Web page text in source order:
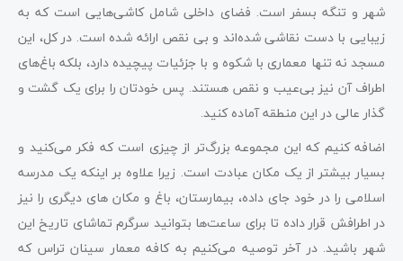
شهر و تنگه بسفر است. فضای داخلی شامل کاشی‌هایی است که به
زیبایی با دست نقاشی شده‌اند و بی‌ نقص ارائه شده است. در کل، این
مسجد نه تنها معماری با شکوه و با جزئیات پیچیده دارد، بلکه باغ‌های
اطراف آن نیز بی‌عیب و نقص هستند. پس خودتان را برای یک گشت و
گذار عالی در این منطقه آماده کنید.
اضافه کنیم که این مجموعه بزرگ‌تر از چیزی است که فکر می‌کنید و
بسیار بیشتر از یک مکان عبادت است. زیرا علاوه بر اینکه یک مدرسه
اسلامی را در خود جای داده، بیمارستان، باغ و مکان ‌های دیگری را نیز
در اطرافش قرار داده تا برای ساعت‌ها بتوانید سرگرم تماشای تاریخ این
شهر باشید. در آخر توصیه می‌کنیم به کافه معمار سینان تراس که